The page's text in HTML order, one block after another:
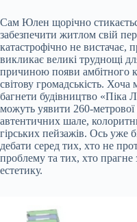
Сам Юлен щорічно
забезпечити житлом свій
катастрофічно не
викликає великі труднощі
причиною появи амбітного
світову громадськість.
багнети будівництво «Піка
можуть уявити 260-метрової
автентичних шале,
гірських пейзажів. Ось уже
дебати серед тих, хто не
проблему та тих, хто прагне
естетику.